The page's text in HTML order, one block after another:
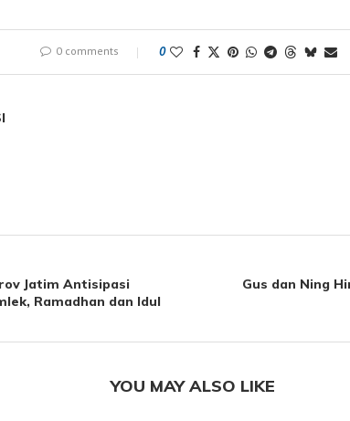
0 comments 0
Jatim Antisipasi
Ramadhan dan Idul
Gus dan Ning
YOU MAY ALSO LIKE